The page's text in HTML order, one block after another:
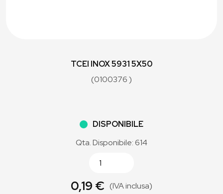
TCEI INOX 5931 5X50
(0100376 )
DISPONIBILE
Qta. Disponibile: 614
0,19 € (IVA inclusa)